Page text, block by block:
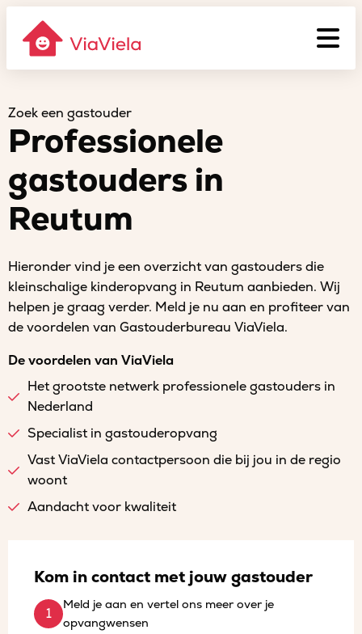
Zoek een gastouder
Professionele
gastouders in
Reutum
Hieronder vind je een overzicht van gastouders die
kleinschalige kinderopvang in Reutum aanbieden. Wij
helpen je graag verder. Meld je nu aan en profiteer van
de voordelen van Gastouderbureau ViaViela.
De voordelen van ViaViela
Het grootste netwerk professionele gastouders in
Nederland
Specialist in gastouderopvang
Vast ViaViela contactpersoon die bij jou in de regio
woont
Aandacht voor kwaliteit
Kom in contact met jouw gastouder
Meld je aan en vertel ons meer over je
opvangwensen